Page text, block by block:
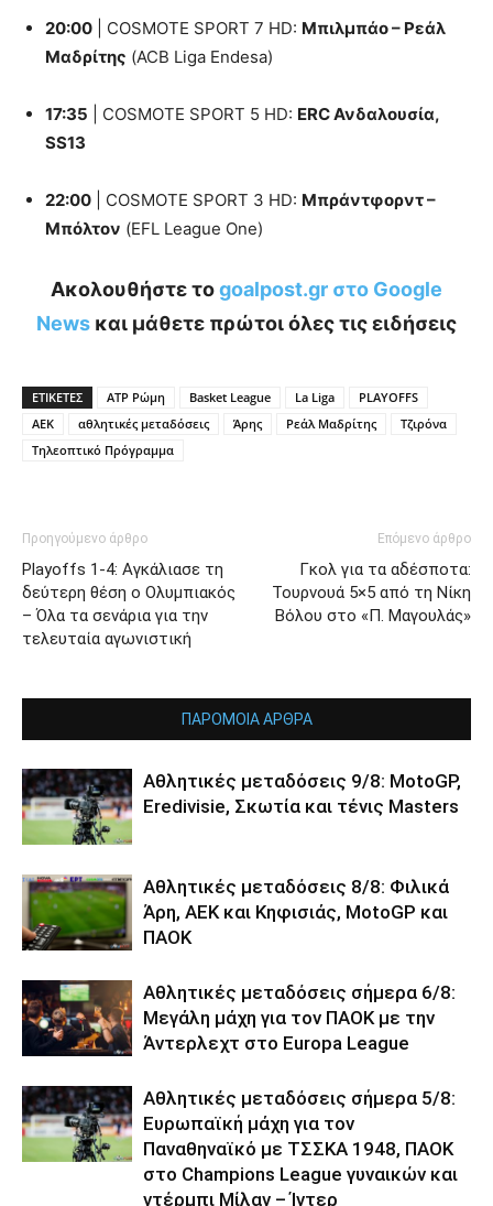
20:00 | COSMOTE SPORT 7 HD: Μπιλμπάο – Ρεάλ
Μαδρίτης (ACB Liga Endesa)
17:35 | COSMOTE SPORT 5 HD: ERC Ανδαλουσία,
SS13
22:00 | COSMOTE SPORT 3 HD: Μπράντφορντ –
Μπόλτον (EFL League One)
Ακολουθήστε τοgoalpost.gr στο Google
News και μάθετε πρώτοι όλες τις ειδήσεις
ΕΤΙΚΕΤΕΣ ATP Ρώμη Basket League La Liga
PLAYOFFS
ΑΕΚ
αθλητικές μεταδόσεις Άρης Ρεάλ Μαδρίτης
Τζιρόνα
Τηλεοπτικό Πρόγραμμα
Προηγούμενο άρθρο
Playoffs 1-4: Αγκάλιασε τη
δεύτερη θέση ο Ολυμπιακός
– Όλα τα σενάρια για την
τελευταία αγωνιστική
Επόμενο άρθρο
Γκολ για τα αδέσποτα:
Τουρνουά 5×5 από τη Νίκη
Βόλου στο «Π. Μαγουλάς»
ΠΑΡΟΜΟΙΑ ΑΡΘΡΑ
Αθλητικές μεταδόσεις 9/8: MotoGP,
Eredivisie, Σκωτία και τένις Masters
Αθλητικές μεταδόσεις 8/8: Φιλικά
Άρη, ΑΕΚ και Κηφισιάς, MotoGP και
ΠΑΟΚ
Αθλητικές μεταδόσεις σήμερα 6/8:
Μεγάλη μάχη για τον ΠΑΟΚ με την
Άντερλεχτ στο Europa League
Αθλητικές μεταδόσεις σήμερα 5/8:
Ευρωπαϊκή μάχη για τον
Παναθηναϊκό με ΤΣΣΚΑ 1948, ΠΑΟΚ
στο Champions League γυναικών και
ντέρμπι Μίλαν – Ίντερ